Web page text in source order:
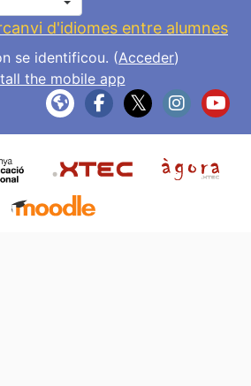
d'idiomes entre alumnes
se identificou. (Acceder)
the mobile app